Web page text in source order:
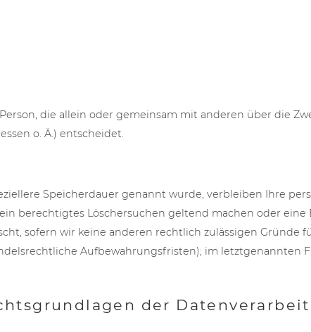
die allein oder gemeinsam mit anderen über die
o. Ä.) entscheidet.
Speicherdauer genannt wurde, verbleiben Ihre
berechtigtes Löschersuchen geltend machen oder eine
sofern wir keine anderen rechtlich zulässigen Gründe
Aufbewahrungsfristen); im letztgenannten
der